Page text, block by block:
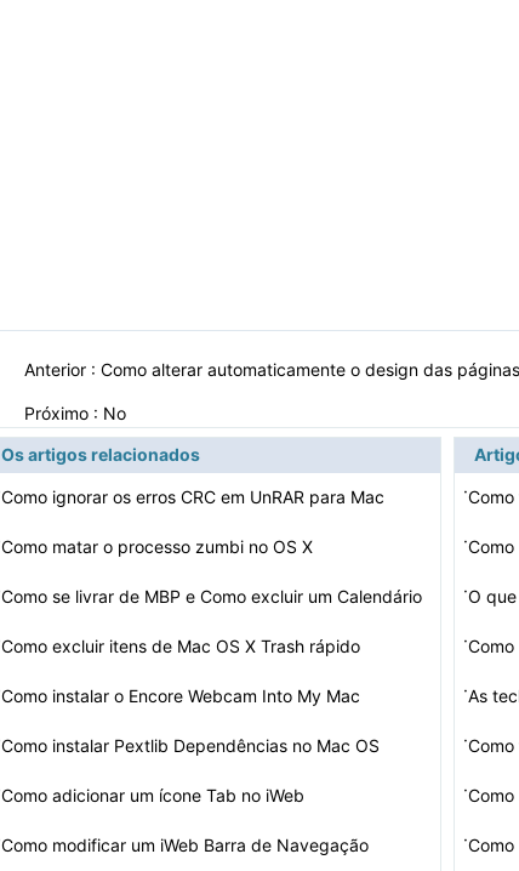
Anterior : Como alterar automaticamente o design das
Próximo : No
Os artigos relacionados
Como ignorar os erros CRC em UnRAR para Mac
Como matar o processo zumbi no OS X
Como se livrar de MBP e Como excluir um Calendário
Como excluir itens de Mac OS X Trash rápido
Como instalar o Encore Webcam Into My Mac
Como instalar Pextlib Dependências no Mac OS
Como adicionar um ícone Tab no iWeb
Como modificar um iWeb Barra de Navegação
·
·
·O
·Como
·As
·
·
·